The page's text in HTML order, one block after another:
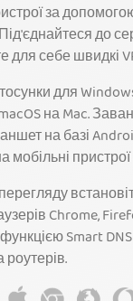
за
до
для себе швидкі
для
на Mac.
на базі
мобільні
Chrome,
Smart
роутерів.